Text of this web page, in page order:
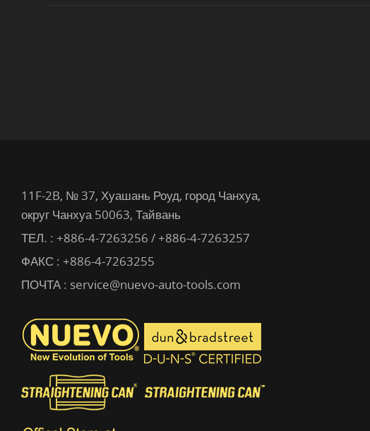
11F-2B, № 37, Хуашань Роуд, город Чанхуа,
округ Чанхуа 50063, Тайвань
ТЕЛ. : +886-4-7263256 / +886-4-7263257
ФАКС : +886-4-7263255
ПОЧТА : service@nuevo-auto-tools.com